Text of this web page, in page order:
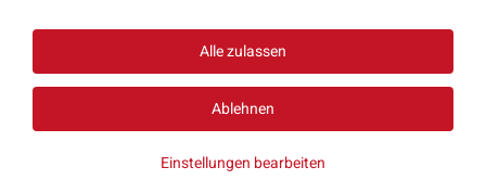
Datenschutz
Einstellungen bearbeiten
Ablehnen
Alle zulassen